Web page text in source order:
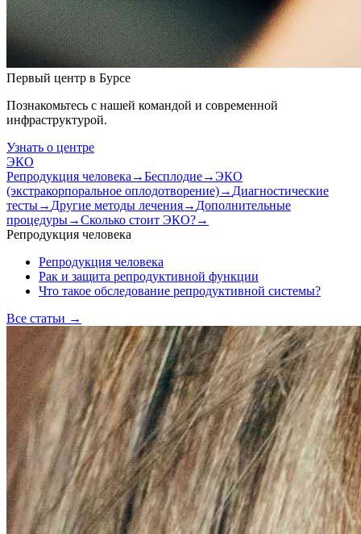
Первый центр в Бурсе
Познакомьтесь с нашей командой и современной
инфраструктурой.
Узнать о центре
ЭКО
Репродукция человека →Бесплодие→ЭКО
(экстракорпоральное оплодотворение)→ Диагностические
тесты→ Другие методы лечения→ Дополнительные
процедуры→Сколько стоит ЭКО?→
Репродукция человека
Репродукция человека
Рак и защита репродуктивной функции
Что такое обследование репродуктивной системы?
Все статьи →